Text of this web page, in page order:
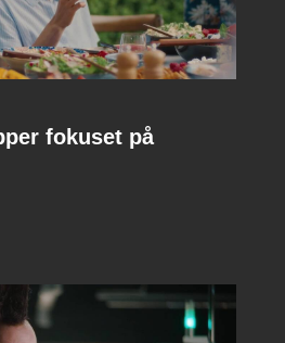
fokuset på